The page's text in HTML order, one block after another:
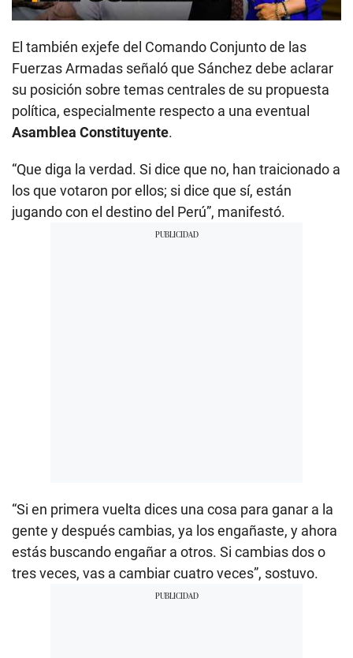
El también exjefe del Comando Conjunto de las
Fuerzas Armadas señaló que Sánchez debe aclarar
su posición sobre temas centrales de su propuesta
política, especialmente respecto a una eventual
Asamblea Constituyente.
“Que diga la verdad. Si dice que no, han traicionado a
los que votaron por ellos; si dice que sí, están
jugando con el destino del Perú”, manifestó.
“Si en primera vuelta dices una cosa para ganar a la
gente y después cambias, ya los engañaste, y ahora
estás buscando engañar a otros. Si cambias dos o
tres veces, vas a cambiar cuatro veces”, sostuvo.